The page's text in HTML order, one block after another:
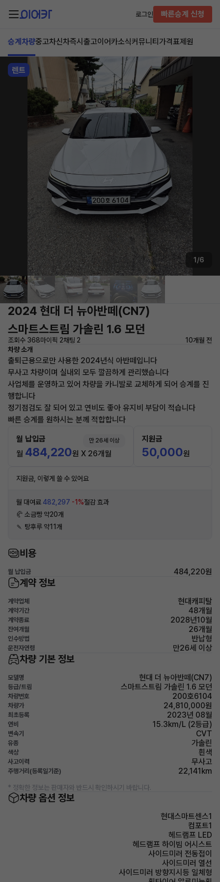
로그인 빠른승계 신청
승계차량중고차신차즉시출고이어카소식커뮤니티 가격표제원
렌트
1/6
2024 현대 더 뉴아반떼(CN7)
스마트스트림 가솔린 1.6 모던
조회수 368마이픽 2채팅 2
10개월 전
차량 소개
출퇴근용으로만 사용한 2024년식 아반떼입니다
무사고 차량이며 실내외 모두 깔끔하게 관리했습니다
사업체를 운영하고 있어 차량을 카니발로 교체하게 되어 승계를 진
행합니다
정기점검도 잘 되어 있고 연비도 좋아 유지비 부담이 적습니다
빠른 승계를 원하시는 분께 적합합니다
월 납입금 만 26세 이상
월 484,220원 X 26개월
지원금
50,000원
지원금, 이렇게 쓸 수 있어요
월 대여료482,297 -1%절감 효과
🥐 소금빵 약20개
🍡 탕후루 약11개
비용
월 납입금 484,220원
계약 정보
계약업체 현대캐피탈
계약기간 48개월
계약종료 2028년10월
잔여개월 26개월
인수방법 반납형
운전자연령 만26세 이상
차량 기본 정보
모델명 현대 더 뉴아반떼(CN7)
등급/트림 스마트스트림 가솔린 1.6 모던
차량번호 200호6104
차량가 24,810,000원
최초등록 2023년 08월
연비 15.3km/L (2등급)
변속기 CVT
유종 가솔린
색상 흰색
사고이력 무사고
주행거리(등록일기준) 22,141km
* 정확한 정보는 판매자와 반드시 확인하시기 바랍니다.
차량 옵션 정보
현대스마트센스1
컴포트1
헤드램프 LED
헤드램프 하이빔 어시스트
사이드미러 전동접이
사이드미러 열선
사이드미러 방향지시등 일체형